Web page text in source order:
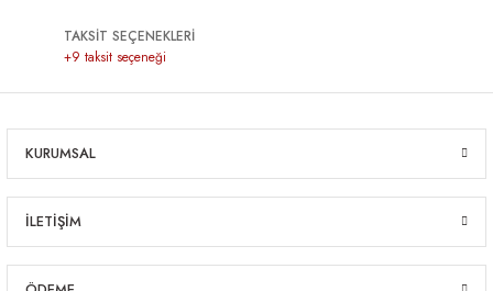
TAKSİT SEÇENEKLERİ
+9 taksit seçeneği
KURUMSAL
İLETİŞİM